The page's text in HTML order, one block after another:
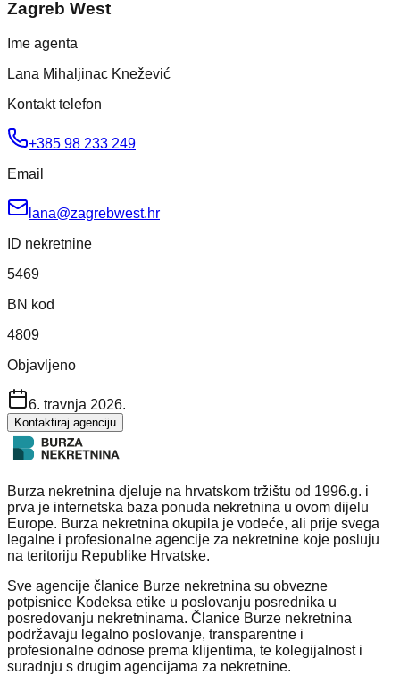
Zagreb West
Ime agenta
Lana Mihaljinac Knežević
Kontakt telefon
+385 98 233 249
Email
lana@zagrebwest.hr
ID nekretnine
5469
BN kod
4809
Objavljeno
6. travnja 2026.
Kontaktiraj agenciju
Burza nekretnina djeluje na hrvatskom tržištu od 1996.g. i
prva je internetska baza ponuda nekretnina u ovom dijelu
Europe. Burza nekretnina okupila je vodeće, ali prije svega
legalne i profesionalne agencije za nekretnine koje posluju
na teritoriju Republike Hrvatske.
Sve agencije članice Burze nekretnina su obvezne
potpisnice Kodeksa etike u poslovanju posrednika u
posredovanju nekretninama. Članice Burze nekretnina
podržavaju legalno poslovanje, transparentne i
profesionalne odnose prema klijentima, te kolegijalnost i
suradnju s drugim agencijama za nekretnine.